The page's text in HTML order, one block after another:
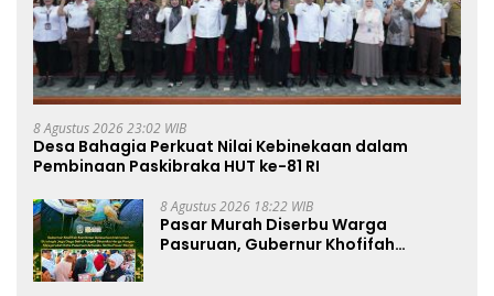
8 Agustus 2026 23:02 WIB
Desa Bahagia Perkuat Nilai Kebinekaan dalam
Pembinaan Paskibraka HUT ke-81 RI
8 Agustus 2026 18:22 WIB
Pasar Murah Diserbu Warga
Pasuruan, Gubernur Khofifah